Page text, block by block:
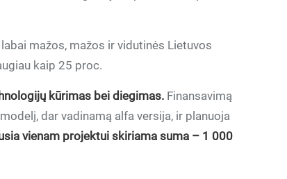
mažos, mažos ir vidutinės Lietuvos
kaip 25 proc.
kūrimas bei diegimas. Finansavimą
dar vadinamą alfa versija, ir planuoja
vienam projektui skiriama suma – 1 000